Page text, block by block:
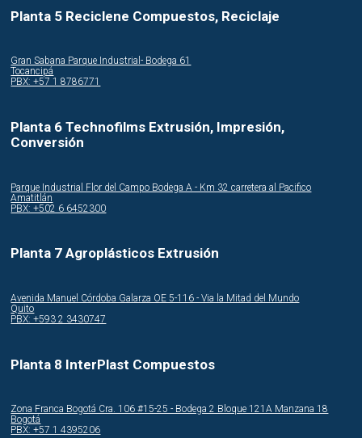
Planta 5 Reciclene Compuestos, Reciclaje
Gran Sabana Parque Industrial- Bodega 61
Tocancipá
PBX: +57 1 8786771
Planta 6 Technofilms Extrusión, Impresión,
Conversión
Parque Industrial Flor del Campo Bodega A - Km 32 carretera al Pacifico
Amatitlán
PBX: +502 6 6452300
Planta 7 Agroplásticos Extrusión
Avenida Manuel Córdoba Galarza OE 5-116 - Via la Mitad del Mundo
Quito
PBX: +593 2 3430747
Planta 8 InterPlast Compuestos
Zona Franca Bogotá Cra. 106 #15-25 - Bodega 2 Bloque 121A Manzana 18
Bogotá
PBX: +57 1 4395206